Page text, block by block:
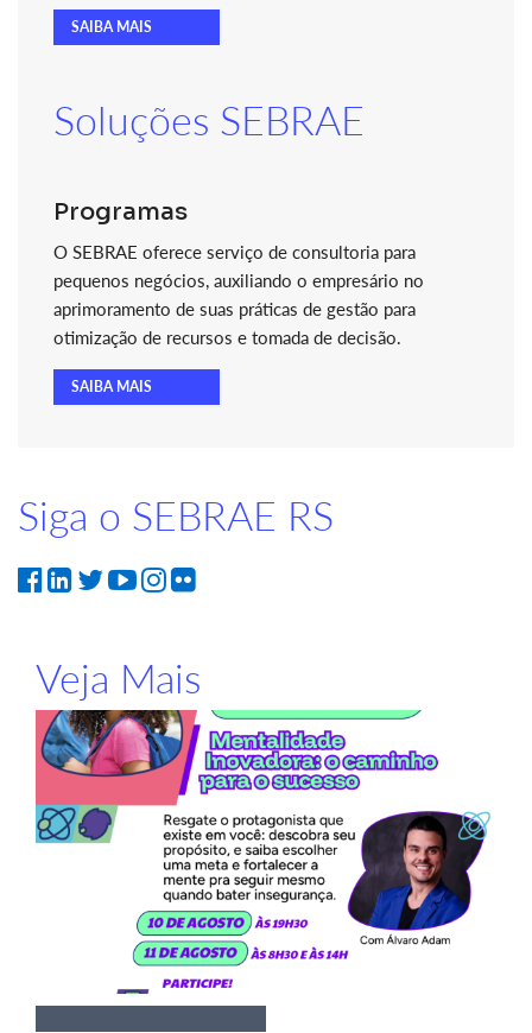
SAIBA MAIS
Soluções SEBRAE
Programas
O SEBRAE oferece serviço de consultoria para
pequenos negócios, auxiliando o empresário no
aprimoramento de suas práticas de gestão para
otimização de recursos e tomada de decisão.
SAIBA MAIS
Siga o SEBRAE RS
Veja Mais